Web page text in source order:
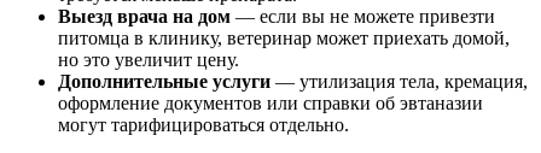
Выезд врача на дом — если вы не можете привезти
питомца в клинику, ветеринар может приехать домой,
но это увеличит цену.
Дополнительные услуги — утилизация тела, кремация,
оформление документов или справки об эвтаназии
могут тарифицироваться отдельно.